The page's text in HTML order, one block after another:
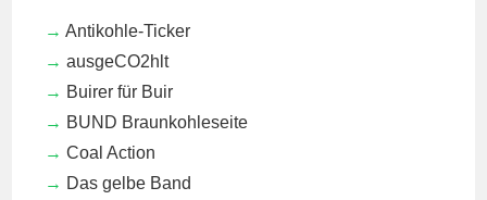
Antikohle-Ticker
ausgeCO2hlt
Buirer für Buir
BUND Braunkohleseite
Coal Action
Das gelbe Band